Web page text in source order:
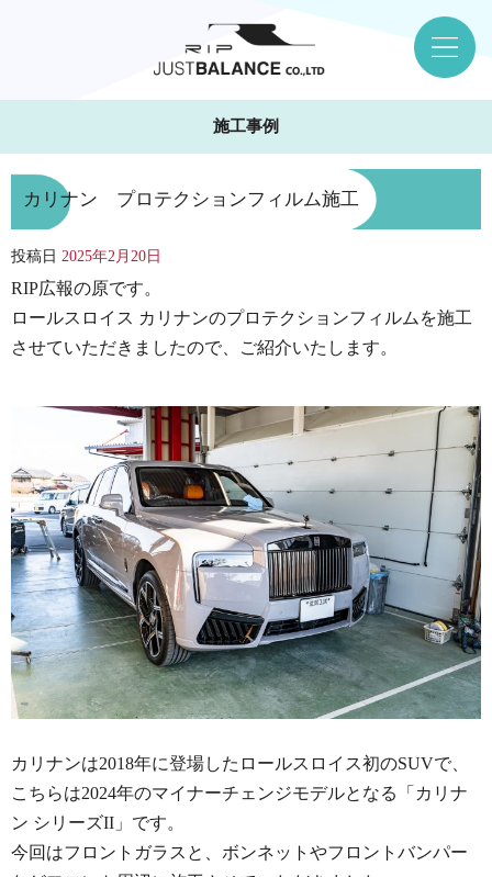
施工事例
カリナン プロテクションフィルム施工
投稿日 2025年2月20日
RIP広報の原です。
ロールスロイス カリナンのプロテクションフィルムを施工
させていただきましたので、ご紹介いたします。
カリナンは2018年に登場したロールスロイス初のSUVで、
こちらは2024年のマイナーチェンジモデルとなる「カリナ
ン シリーズII」です。
今回はフロントガラスと、ボンネットやフロントバンパー